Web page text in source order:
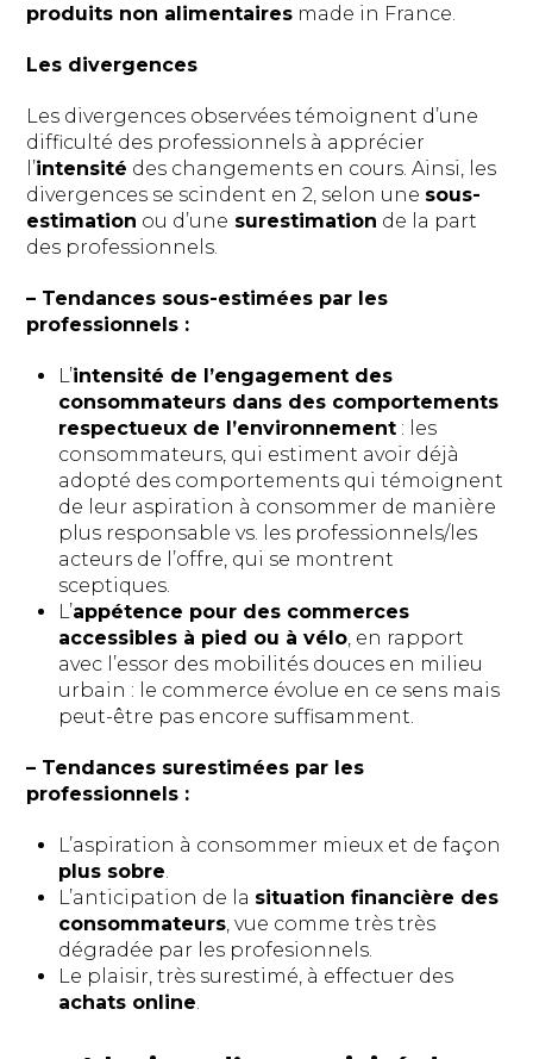
produits non alimentaires made in France.
Les divergences
Les divergences observées témoignent d’une
difficulté des professionnels à apprécier
l’intensité des changements en cours. Ainsi, les
divergences se scindent en 2, selon une sous-
estimation ou d’une surestimation de la part
des professionnels.
– Tendances sous-estimées par les
professionnels :
L’intensité de l’engagement des
consommateurs dans des comportements
respectueux de l’environnement: les
consommateurs, qui estiment avoir déjà
adopté des comportements qui témoignent
de leur aspiration à consommer de manière
plus responsable vs. les professionnels/les
acteurs de l’offre, qui se montrent
sceptiques.
L’appétence pour des commerces
accessibles à pied ou à vélo, en rapport
avec l’essor des mobilités douces en milieu
urbain : le commerce évolue en ce sens mais
peut-être pas encore suffisamment.
– Tendances surestimées par les
professionnels :
L’aspiration à consommer mieux et de façon
plus sobre
L’anticipation de la situation financière des
consommateurs, vue comme très très
dégradée par les profesionnels.
Le plaisir, très surestimé, à effectuer des
achats online